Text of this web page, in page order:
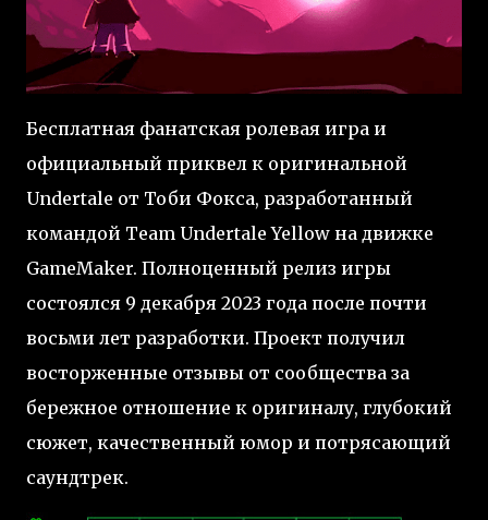
Бесплатная фанатская ролевая игра и
официальный приквел к оригинальной
Undertale от Тоби Фокса, разработанный
командой Team Undertale Yellow на движке
GameMaker. Полноценный релиз игры
состоялся 9 декабря 2023 года после почти
восьми лет разработки. Проект получил
восторженные отзывы от сообщества за
бережное отношение к оригиналу, глубокий
сюжет, качественный юмор и потрясающий
саундтрек.